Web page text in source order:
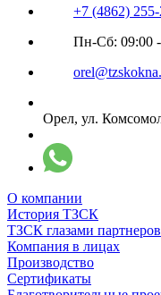
+7 (4862) 255-
Пн-Сб: 09:00
Орел, ул.
О компании
История ТЗСК
ТЗСК глазами партнеров
Компания в лицах
Производство
Сертификаты